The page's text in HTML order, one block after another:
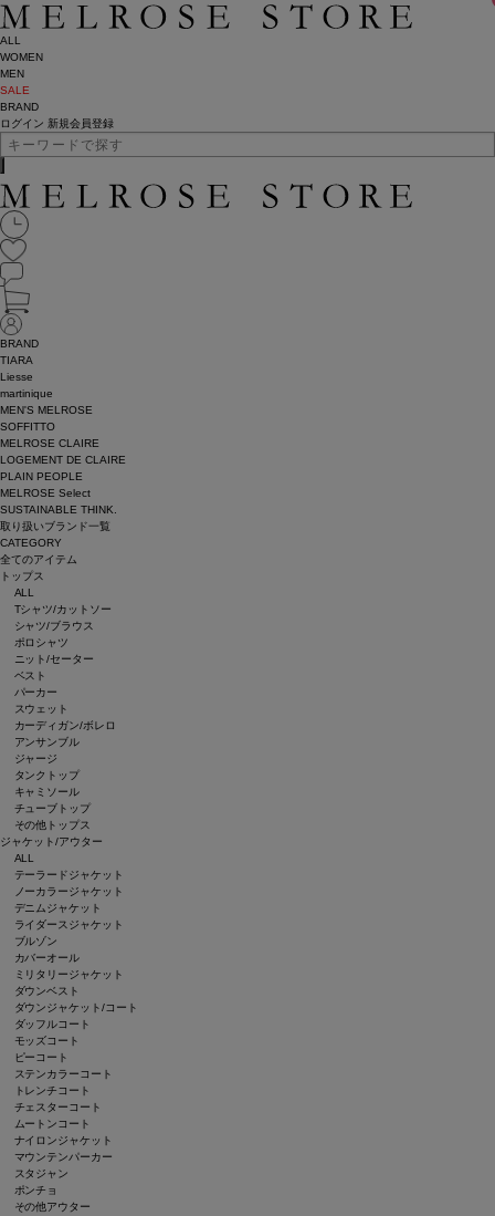
ALL
WOMEN
MEN
SALE
BRAND
ログイン 新規会員登録
BRAND
TIARA
Liesse
martinique
MEN'S MELROSE
SOFFITTO
MELROSE CLAIRE
LOGEMENT DE CLAIRE
PLAIN PEOPLE
MELROSE Select
SUSTAINABLE THINK.
取り扱いブランド一覧
CATEGORY
全てのアイテム
トップス
ALL
Tシャツ/カットソー
シャツ/ブラウス
ポロシャツ
ニット/セーター
ベスト
パーカー
スウェット
カーディガン/ボレロ
アンサンブル
ジャージ
タンクトップ
キャミソール
チューブトップ
その他トップス
ジャケット/アウター
ALL
テーラードジャケット
ノーカラージャケット
デニムジャケット
ライダースジャケット
ブルゾン
カバーオール
ミリタリージャケット
ダウンベスト
ダウンジャケット/コート
ダッフルコート
モッズコート
ピーコート
ステンカラーコート
トレンチコート
チェスターコート
ムートンコート
ナイロンジャケット
マウンテンパーカー
スタジャン
ポンチョ
その他アウター